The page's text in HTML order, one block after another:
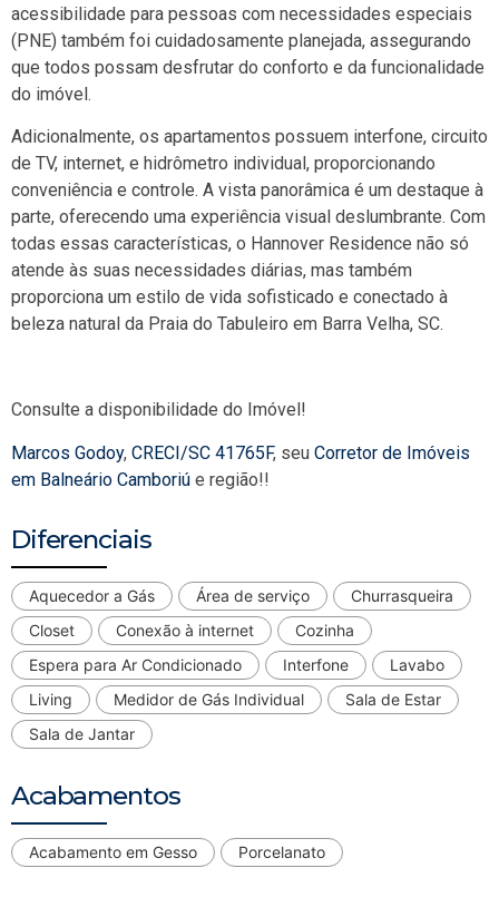
acessibilidade para pessoas com necessidades especiais
(PNE) também foi cuidadosamente planejada, assegurando
que todos possam desfrutar do conforto e da funcionalidade
do imóvel.
Adicionalmente, os apartamentos possuem interfone, circuito
de TV, internet, e hidrômetro individual, proporcionando
conveniência e controle. A vista panorâmica é um destaque à
parte, oferecendo uma experiência visual deslumbrante. Com
todas essas características, o Hannover Residence não só
atende às suas necessidades diárias, mas também
proporciona um estilo de vida sofisticado e conectado à
beleza natural da Praia do Tabuleiro em Barra Velha, SC.
Consulte a disponibilidade do Imóvel!
Marcos Godoy, CRECI/SC 41765F, seu Corretor de Imóveis
em Balneário Camboriú e região!!
Diferenciais
Aquecedor a Gás Área de serviço
Churrasqueira
Closet
Conexão à internet
Cozinha
Espera para Ar Condicionado
Interfone
Lavabo
Living
Medidor de Gás Individual
Sala de Estar
Sala de Jantar
Acabamentos
Acabamento em Gesso Porcelanato